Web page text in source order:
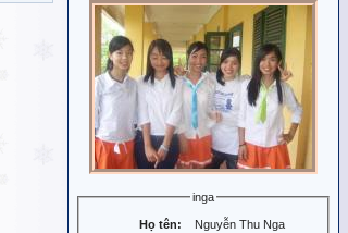
inga
Họ tên: Nguyễn Thu Nga